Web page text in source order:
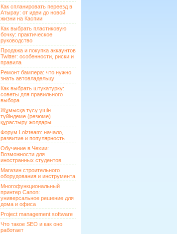
Как спланировать переезд в
Атырау: от идеи до новой
жизни на Каспии
Как выбрать пластиковую
бочку: практическое
руководство
Продажа и покупка аккаунтов
Twitter: особенности, риски и
правила
Ремонт бампера: что нужно
знать автовладельцу
Как выбрать штукатурку:
советы для правильного
выбора
Жұмысқа түсу үшін
түйіндеме (резюме)
құрастыру жолдары
Форум Lolzteam: начало,
развитие и популярность
Обучение в Чехии:
Возможности для
иностранных студентов
Магазин строительного
оборудования и инструмента
Многофункциональный
принтер Canon:
универсальное решение для
дома и офиса
Project management software
Что такое SEO и как оно
работает